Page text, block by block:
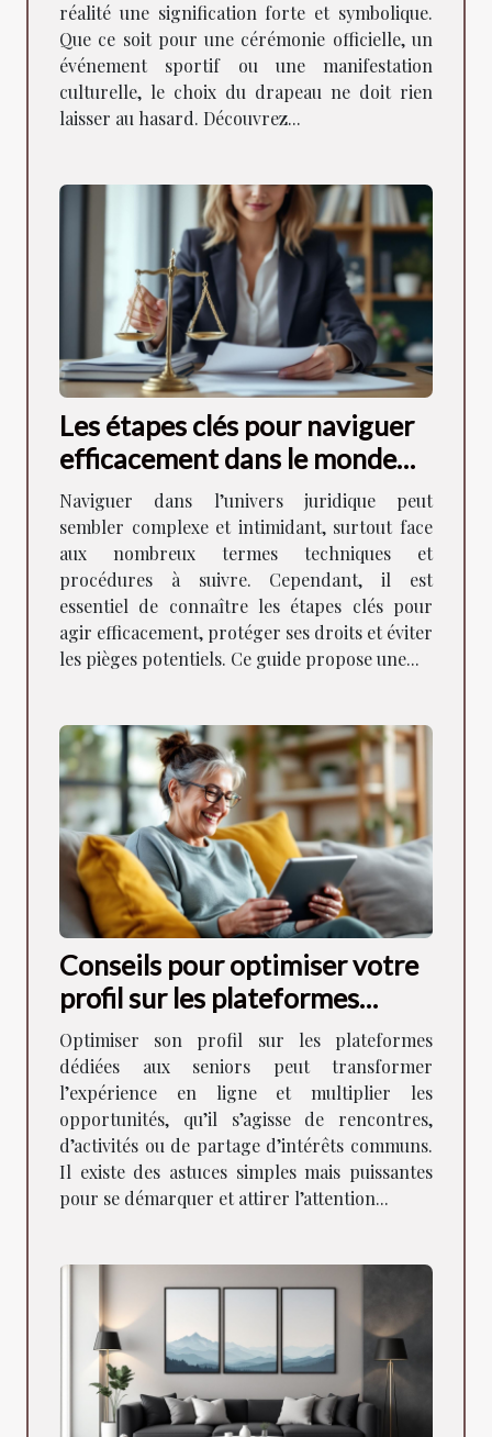
réalité une signification forte et symbolique.
Que ce soit pour une cérémonie officielle, un
événement sportif ou une manifestation
culturelle, le choix du drapeau ne doit rien
laisser au hasard. Découvrez...
Les étapes clés pour naviguer
efficacement dans le monde
juridique
Naviguer dans l’univers juridique peut
sembler complexe et intimidant, surtout face
aux nombreux termes techniques et
procédures à suivre. Cependant, il est
essentiel de connaître les étapes clés pour
agir efficacement, protéger ses droits et éviter
les pièges potentiels. Ce guide propose une...
Conseils pour optimiser votre
profil sur les plateformes
dédiées aux seniors
Optimiser son profil sur les plateformes
dédiées aux seniors peut transformer
l’expérience en ligne et multiplier les
opportunités, qu’il s’agisse de rencontres,
d’activités ou de partage d’intérêts communs.
Il existe des astuces simples mais puissantes
pour se démarquer et attirer l’attention...